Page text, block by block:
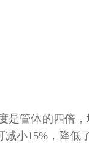
管体的四倍，
减小15%，降低